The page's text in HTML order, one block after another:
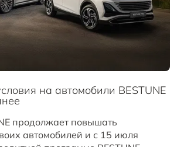
на автомобили BESTUNE
продолжает повышать
автомобилей и с 15 июля